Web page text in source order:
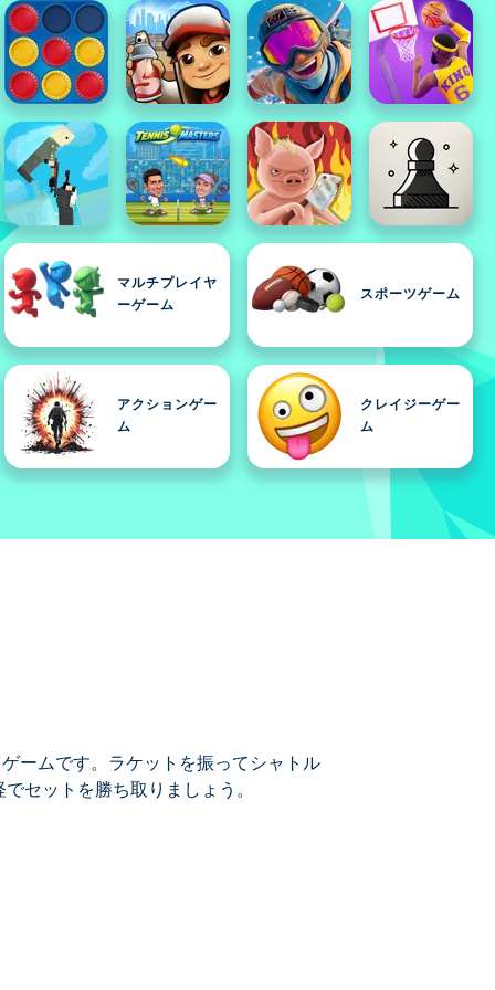
マルチプレイヤ
ーゲーム
スポーツゲーム
アクションゲー
ム
クレイジーゲー
ム
ームです。ラケットを振ってシャトル
セットを勝ち取りましょう。